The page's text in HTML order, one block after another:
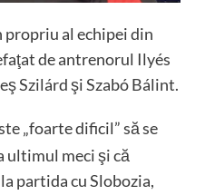
propriu al echipei din
de antrenorul Ilyés
Szilárd şi Szabó Bálint.
„foarte dificil” să se
ultimul meci şi că
partida cu Slobozia,